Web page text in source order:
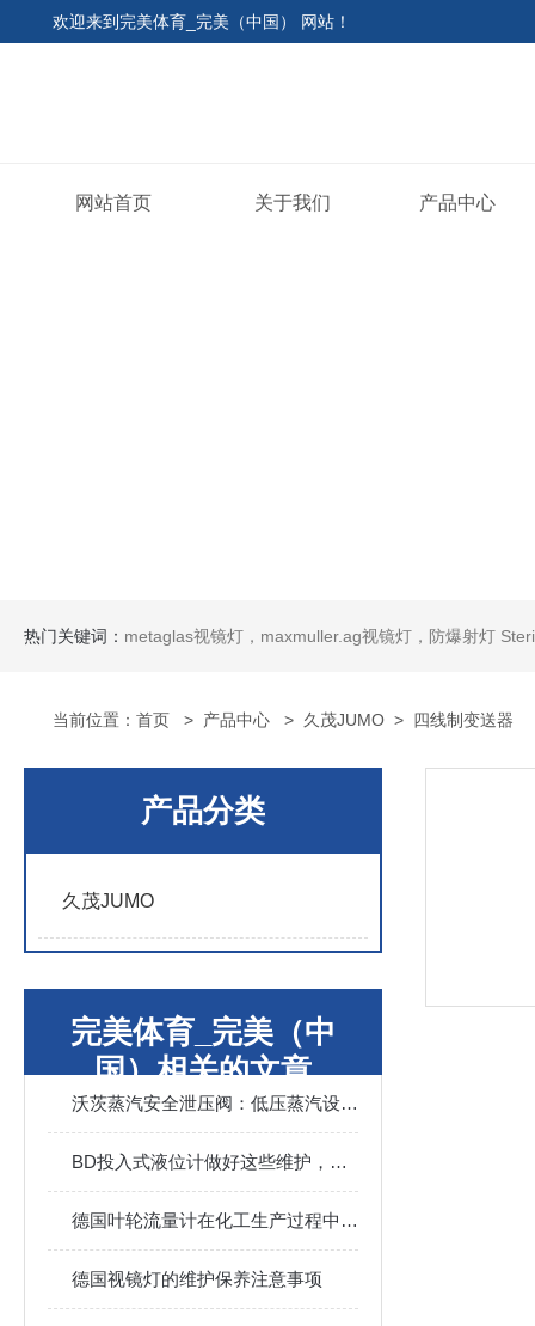
欢迎来到 完美体育_完美（中国） 网站 ！
网站首页 关于我们 产品中心
热门关键词： metaglas视镜灯，maxmuller.ag视镜灯，防爆射灯 Steris消毒剂，
当前位置： 首页 > 产品中心 > 久茂JUMO > 四线制变送器
产品分类
久茂JUMO
完美体育_完美（中
国）相关的文章
沃茨蒸汽安全泄压阀：低压蒸汽设备的理想保护方案
BD投入式液位计做好这些维护，能使其使用寿命更长久
德国叶轮流量计在化工生产过程中的应用
德国视镜灯的维护保养注意事项